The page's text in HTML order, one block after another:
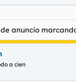
anuncio
a cien